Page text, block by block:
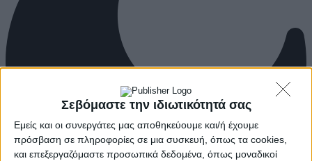
Σεβόμαστε την ιδιωτικότητά σας
Εμείς και οι συνεργάτες μας αποθηκεύουμε και/ή έχουμε
πρόσβαση σε πληροφορίες σε μια συσκευή, όπως τα cookies,
και επεξεργαζόμαστε προσωπικά δεδομένα, όπως μοναδικοί